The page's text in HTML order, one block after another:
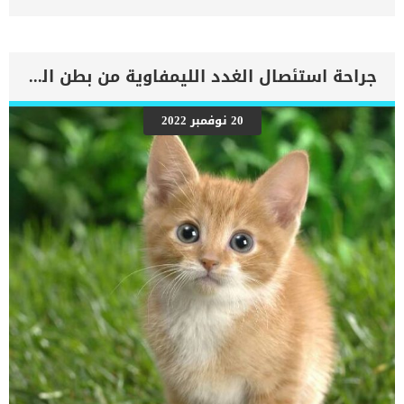
اعراض وعلامات تضخم القلب عند الكلاب فى هذا المقال سنطلعك على
بعض العلامات التي تشير إلى أن كلبك قد اقترب من مرحلة يحتافيها إلى
رعاية المسنين أو قد تفكر في القتل الرحيم. يمكننا اختصار هذه العلامات
على شكل مجموعة من المراحل التى يتدرجها الكلب الى ان يصل الى
النهاية. اهم علامات وفاة الكلاب بسبب قصور القلب الاحتقانى كما ذكرنا
ستكون هذه العلامات عبارة عن مراحل متدرجة الى المرحلة الاخيرة وهى
الوفاة. _المرحلة الاولى, تظهر ان الكلب معرض لخطر الإصابة بسرطان
القلب ، ولكن ليس لديه أعراض ولا تغييرات في القلب. _المرحلة
الثانية,يعاني الكلب […]
جراحة استئصال الغدد الليمفاوية من بطن القطط
20 نوفمبر 2022